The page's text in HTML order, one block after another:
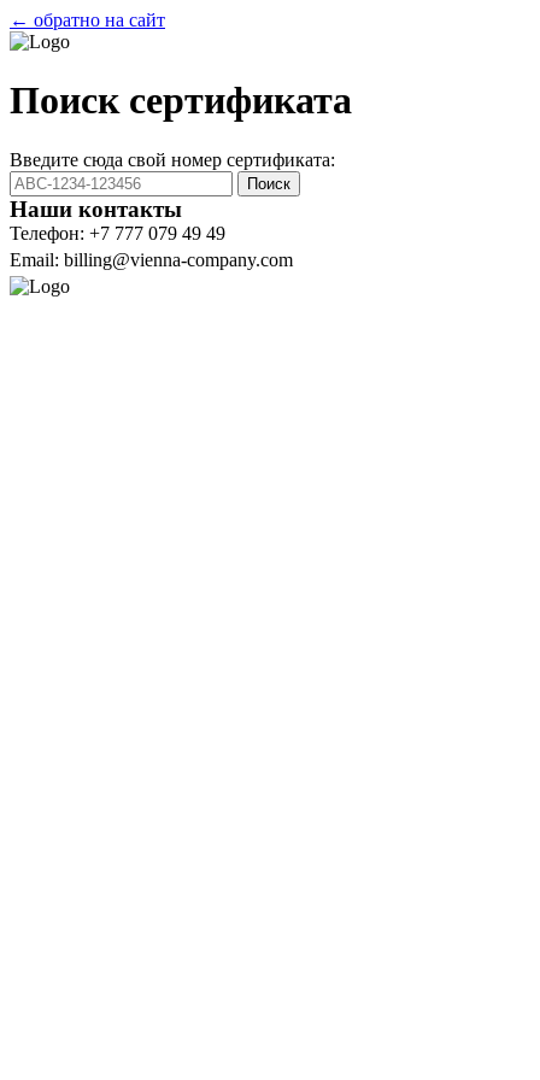
← обратно на сайт
Поиск сертификата
Введите сюда свой номер сертификата:
Поиск
Наши контакты
Телефон: +7 777 079 49 49
Email: billing@vienna-company.com